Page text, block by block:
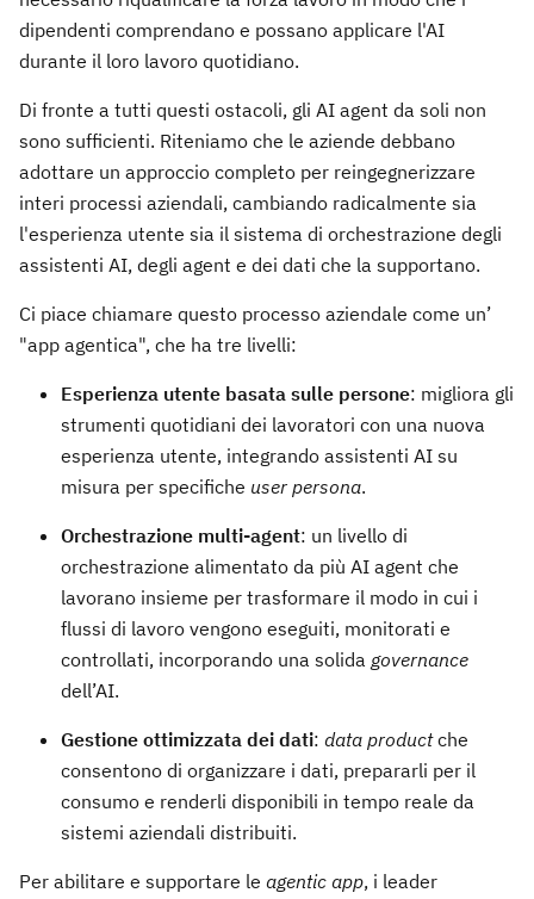
dipendenti comprendano e possano applicare l'AI
durante il loro lavoro quotidiano.
Di fronte a tutti questi ostacoli, gli AI agent da soli non
sono sufficienti. Riteniamo che le aziende debbano
adottare un approccio completo per reingegnerizzare
interi processi aziendali, cambiando radicalmente sia
l'esperienza utente sia il sistema di orchestrazione degli
assistenti AI, degli agent e dei dati che la supportano.
Ci piace chiamare questo processo aziendale come un’
"app agentica", che ha tre livelli:
Esperienza utente basata sulle persone: migliora gli
strumenti quotidiani dei lavoratori con una nuova
esperienza utente, integrando assistenti AI su
misura per specifiche user persona.
Orchestrazione multi-agent: un livello di
orchestrazione alimentato da più AI agent che
lavorano insieme per trasformare il modo in cui i
flussi di lavoro vengono eseguiti, monitorati e
controllati, incorporando una solida governance
dell’AI.
Gestione ottimizzata dei dati: data productche
consentono di organizzare i dati, prepararli per il
consumo e renderli disponibili in tempo reale da
sistemi aziendali distribuiti.
Per abilitare e supportare le agentic app, i leader